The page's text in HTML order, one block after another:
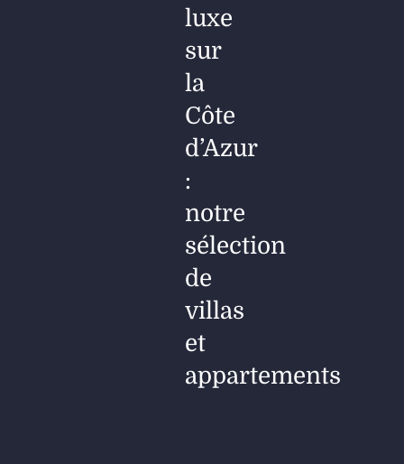
luxe
sur
la
Côte
d’Azur
:
notre
sélection
de
villas
et
appartements